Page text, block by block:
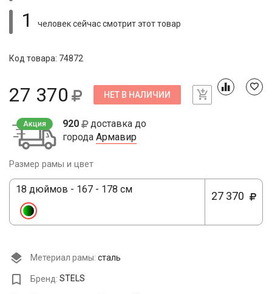
1 человек сейчас смотритэтот товар
Код товара: 74872
27 370 НЕТ В НАЛИЧИИ
Акция 920
доставка до
города Армавир
Размер рамы и цвет
18 дюймов - 167 - 178 см
27 370
Метериал рамы: сталь
Бренд: STELS